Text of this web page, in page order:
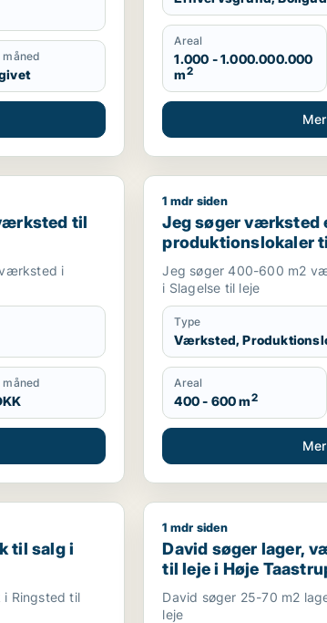
måned
Areal
1.000 - 1.000.000.000
m2
til leje i Jyllinge
til
i
måned
Jeg søger værksted
1 mdr siden
Jeg søger værksted
produktionslokaler
Jeg søger 400-600 m2
i Slagelse til leje
Type
Værksted,
Areal
400 - 600 m2
i Ringsted
til salg i
Ringsted til
David søger lager,
1 mdr siden
David søger lager,
til leje i Høje
m.fl.
David søger 25-70 m2
leje